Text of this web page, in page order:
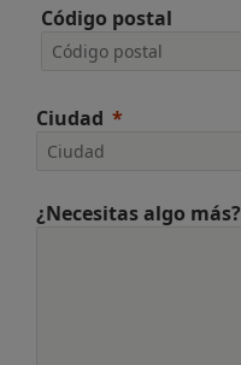
Código postal
Ciudad
¿Necesitas algo más?